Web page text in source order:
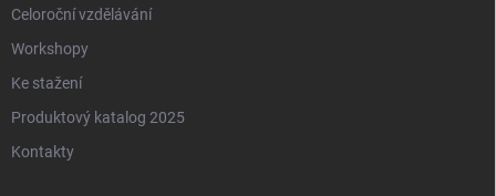
Celoroční vzdělávání
Workshopy
Ke stažení
Produktový katalog 2025
Kontakty